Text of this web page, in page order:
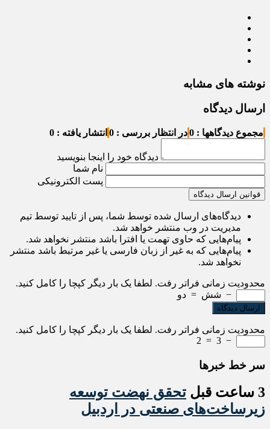
نوشته های مشابه
ارسال دیدگاه
مجموع دیدگاهها : 0 در انتظار بررسی : 0 انتشار یافته : 0
دیدگاه خود را اینجا بنویسید
نام شما
پست الکترونیکی
قوانین ارسال دیدگاه
دیدگاه‌های ارسال شده توسط شما، پس از تایید توسط تیم
مدیریت در وب منتشر خواهد شد.
پیام‌هایی که حاوی تهمت یا افترا باشد منتشر نخواهد شد.
پیام‌هایی که به غیر از زبان فارسی یا غیر مرتبط باشد منتشر
نخواهد شد.
محدودیت زمانی فراتر رفت. لطفا یک بار دیگر کپچا را کامل کنید.
− شش = دو
محدودیت زمانی فراتر رفت. لطفا یک بار دیگر کپچا را کامل کنید.
−
3
=
2
سر خط خبرها
3 ساعت قبل
تحقق نهضت توسعه
زیرساخت‌های صنعتی در اردبیل